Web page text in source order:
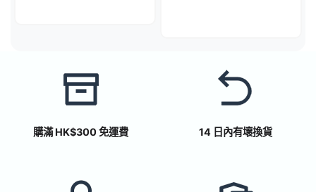
購滿 HK$300 免運費 14 日內有壞換貨